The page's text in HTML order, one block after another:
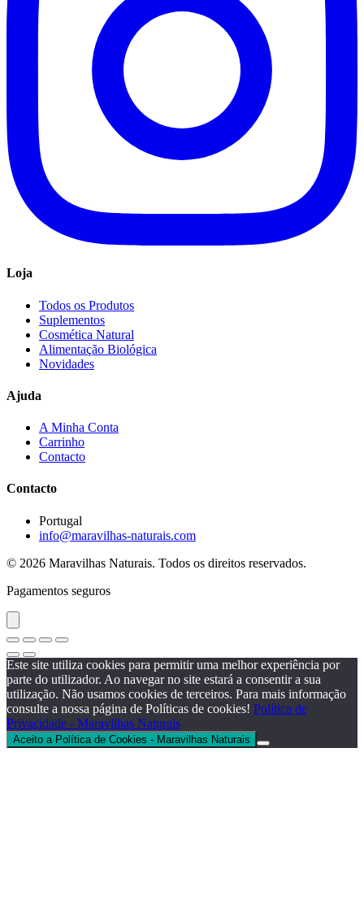
Loja
Todos os Produtos
Suplementos
Cosmética Natural
Alimentação Biológica
Novidades
Ajuda
A Minha Conta
Carrinho
Contacto
Contacto
Portugal
info@maravilhas-naturais.com
© 2026 Maravilhas Naturais. Todos os direitos reservados.
Pagamentos seguros
Este site utiliza cookies para permitir uma melhor experiência por
parte do utilizador. Ao navegar no site estará a consentir a sua
utilização. Não usamos cookies de terceiros. Para mais informação
consulte a nossa página de Políticas de cookies! Política de
Privacidade - Maravilhas Naturais
Aceito a Política de Cookies - Maravilhas Naturais